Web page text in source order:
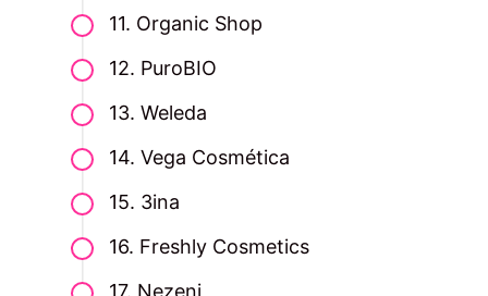
11. Organic Shop
12. PuroBIO
13. Weleda
14. Vega Cosmética
15. 3ina
16. Freshly Cosmetics
17. Nezeni